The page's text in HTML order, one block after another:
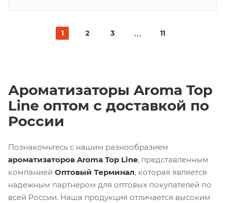
1 2 3 11
Ароматизаторы Aroma Top
Line оптом с доставкой по
России
Познакомьтесь с нашим разнообразием
ароматизаторов Aroma Top Line, представленным
компанией Оптовый Терминал, которая является
надежным партнером для оптовых покупателей по
всей России. Наша продукция отличается высоким